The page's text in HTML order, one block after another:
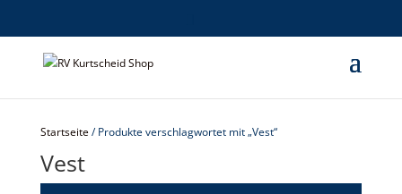
Startseite/ Produkte verschlagwortet mit „Vest“
Vest